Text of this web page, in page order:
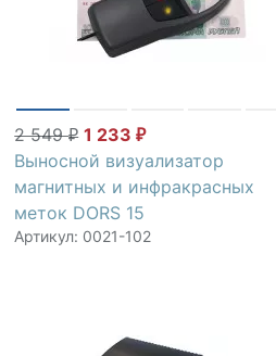
2 549₽ 1 233₽
Выносной визуализатор
магнитных и инфракрасных
меток DORS 15
Артикул: 0021-102